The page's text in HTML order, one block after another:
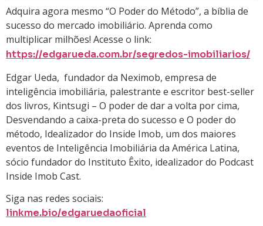
Adquira agora mesmo “O Poder do Método”, a bíblia de
sucesso do mercado imobiliário. Aprenda como
multiplicar milhões! Acesse o link:
https://edgarueda.com.br/segredos-imobiliarios/
Edgar Ueda, fundador da Neximob, empresa de
inteligência imobiliária, palestrante e escritor best-seller
dos livros, Kintsugi – O poder de dar a volta por cima,
Desvendando a caixa-preta do sucesso e O poder do
método, Idealizador do Inside Imob, um dos maiores
eventos de Inteligência Imobiliária da América Latina,
sócio fundador do Instituto Êxito, idealizador do Podcast
Inside Imob Cast.
Siga nas redes sociais:
linkme.bio/edgaruedaoficial